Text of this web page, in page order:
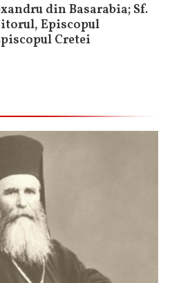
din Basarabia; Sf.
Episcopul
Cretei